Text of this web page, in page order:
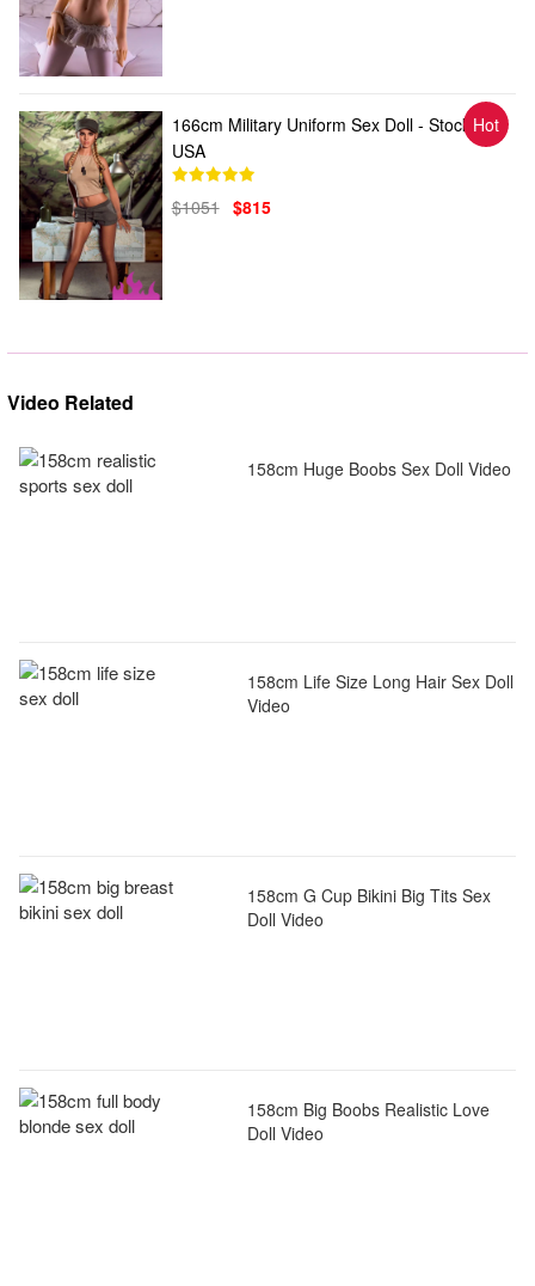
Hot
166cm Military Uniform Sex Doll - Stock in
USA
$1051 $815
Video Related
158cm Huge Boobs Sex Doll Video
158cm Life Size Long Hair Sex Doll
Video
158cm G Cup Bikini Big Tits Sex
Doll Video
158cm Big Boobs Realistic Love
Doll Video